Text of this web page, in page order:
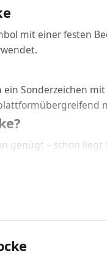
mit einer festen
Sonderzeichen
genügt – schon
Schneeflocke
Schriftart